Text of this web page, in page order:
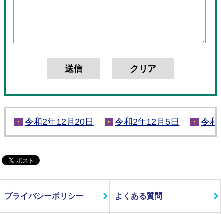
令和2年12月20日 令和2年12月5日 令和
プライバシーポリシー よくある質問